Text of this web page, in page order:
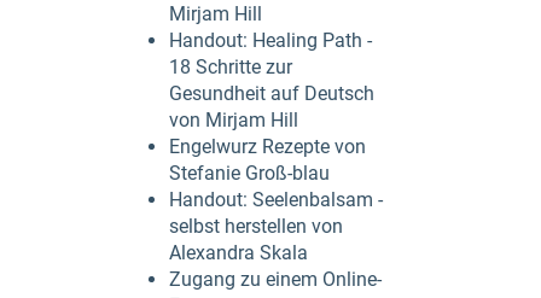
Mirjam Hill
Handout: Healing Path -
18 Schritte zur
Gesundheit auf Deutsch
von Mirjam Hill
Engelwurz Rezepte von
Stefanie Groß-blau
Handout: Seelenbalsam -
selbst herstellen von
Alexandra Skala
Zugang zu einem Online-